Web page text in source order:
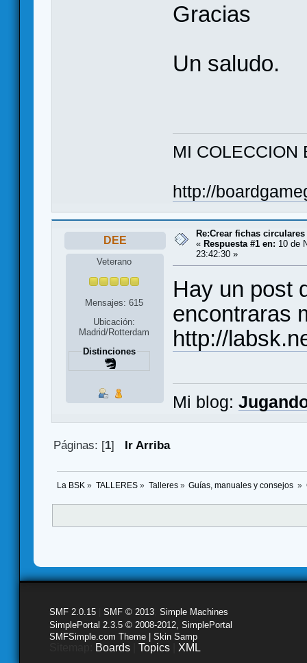
Gracias
Un saludo.
MI COLECCION
http://
DEE
Veterano
Mensajes: 615
Ubicación:
Madrid/Rotterdam
Distinciones
Re:Crear fichas circulares
« Respuesta #1 en: 10 de
23:42:30 »
Hay un post
encontraras
http://
Mi blog:
Páginas: [1] Ir Arriba
La BSK » TALLERES» Talleres» Guías, manuales y consejos »
SMF 2.0.15 SMF © 2013 Simple Machines
SimplePortal 2.3.5 © 2008-2012, SimplePortal
SMFSimple.com Theme | Skin Samp
Boards Topics XML